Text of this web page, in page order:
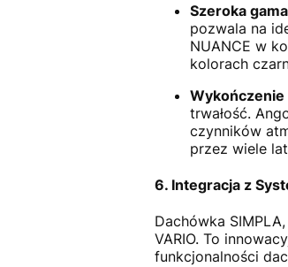
Szeroka
pozwala na
NUANCE w
kolorach
Wykończenie
trwałość.
czynników
przez wiele
6. Integracja z
Dachówka
VARIO. To
funkcjonalności